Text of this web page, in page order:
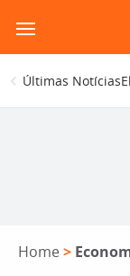
para
o
conteúdo
Últimas Notícias
Home >